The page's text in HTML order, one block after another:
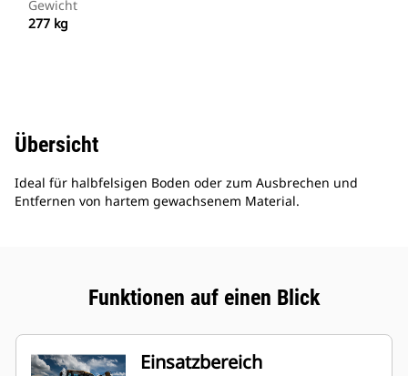
Gewicht
277 kg
Übersicht
Ideal für halbfelsigen Boden oder zum Ausbrechen und
Entfernen von hartem gewachsenem Material.
Funktionen auf einen Blick
Einsatzbereich